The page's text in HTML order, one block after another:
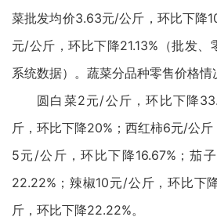
菜批发均价3.63元/公斤，环比下降
元/公斤，环比下降21.13%（批发、
系统数据）。蔬菜分品种零售价格情
圆白菜2元/公斤，环比下降
斤，环比下降20%；西红柿6元/公
5元/公斤，环比下降16.67%；茄
22.22%；辣椒10元/公斤，环比下
斤，环比下降22.22%。